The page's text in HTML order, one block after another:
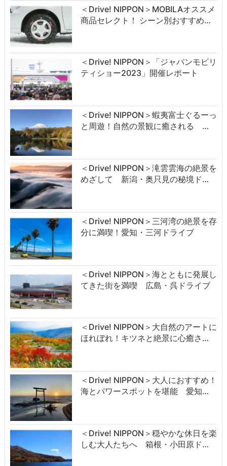
＜Drive! NIPPON＞MOBILAオススメ
商品セレクト！ シーン別おすすめ…
＜Drive! NIPPON＞「ジャパンモビリ
ティショー2023」開催レポート
＜Drive! NIPPON＞蝦夷富士ぐるーっ
と周遊！自然の景観に癒される …
＜Drive! NIPPON＞滝雲雲海の絶景を
めざして 新潟・奥只見の秘境ド…
＜Drive! NIPPON＞三河湾の絶景を存
分に満喫！愛知・三河ドライブ
＜Drive! NIPPON＞海とともに発展し
てきた街を満喫 広島・呉ドライブ
＜Drive! NIPPON＞大自然のアートに
ほれぼれ！キツネと絶景に心癒さ…
＜Drive! NIPPON＞大人におすすめ！
海とパワースポットを堪能 愛知…
＜Drive! NIPPON＞穏やかな休日を楽
しむ大人たちへ 箱根・小田原ド…